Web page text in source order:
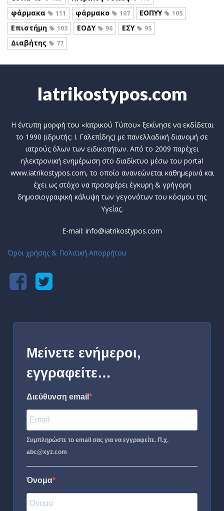
φάρμακα 111 φάρμακο 107 ΕΟΠΥΥ 105
Επιστήμη 103 ΕΟΔΥ 96 ΕΣΥ 95
Διαβήτης 77
Iatrikostypos.com
Η έντυπη μορφή του «Ιατρικού Τύπου» ξεκίνησε να εκδίδεται
το 1990 (ιδρυτής: Ι. Γαλεπίδης) με πανελλαδική διανομή σε
ιατρούς όλων των ειδικοτήτων. Από το 2009 παρέχει
ηλεκτρονική ενημέρωση στο διαδίκτυο μέσω του portal
www.iatrikostypos.com, το οποίο ανανεώνεται καθημερινά και
έχει ως στόχο να προσφέρει έγκυρη & γρήγορη
δημοσιογραφική κάλυψη των γεγονότων του κόσμου της
Υγείας.
E-mail: info@iatrikostypos.com
Όροι χρήσης & Πολιτική Απορρήτου
Μείνετε ενήμεροι,
εγγραφείτε…
Διεύθυνση email
Συμπληρώστε το email σας για να εγγραφείτε. Π.χ.
abc@xyz.com
Όνομα